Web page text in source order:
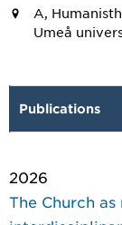
A,
Umeå
Publications
2026
The Church